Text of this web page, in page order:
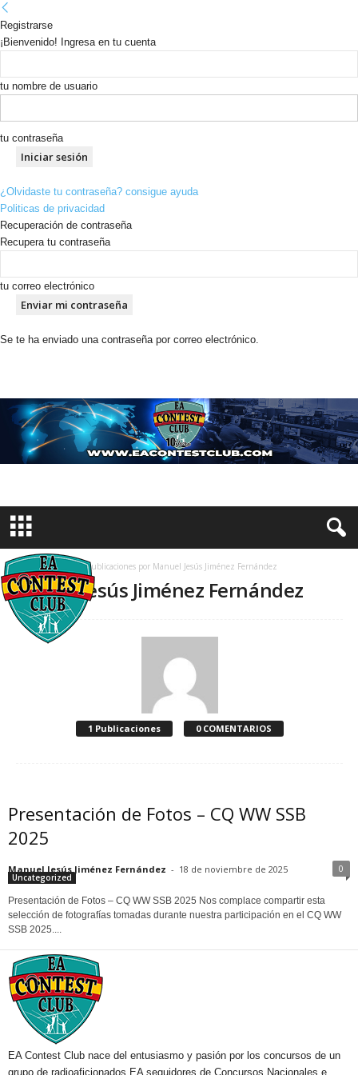
Registrarse
¡Bienvenido! Ingresa en tu cuenta
tu nombre de usuario
tu contraseña
¿Olvidaste tu contraseña? consigue ayuda
Politicas de privacidad
Recuperación de contraseña
Recupera tu contraseña
tu correo electrónico
Se te ha enviado una contraseña por correo electrónico.
Inicio Autores Publicaciones por Manuel Jesús Jiménez Fernández
Manuel Jesús Jiménez Fernández
1 Publicaciones 0 COMENTARIOS
Presentación de Fotos – CQ WW SSB
2025
Manuel Jesús Jiménez Fernández - 18 de noviembre de 2025 0
Uncategorized
Presentación de Fotos – CQ WW SSB 2025 Nos complace compartir esta
selección de fotografías tomadas durante nuestra participación en el CQ WW
SSB 2025....
EA Contest Club nace del entusiasmo y pasión por los concursos de un
grupo de radioaficionados EA seguidores de Concursos Nacionales e